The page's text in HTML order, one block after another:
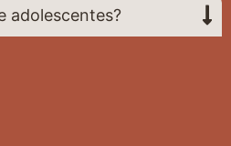
adolescentes?